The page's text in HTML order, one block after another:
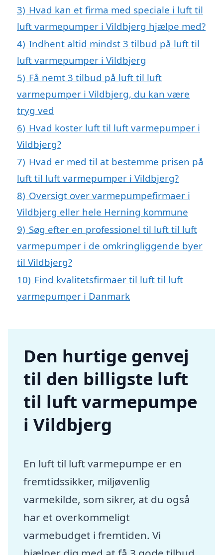
3) Hvad kan et firma med speciale i luft til
luft varmepumper i Vildbjerg hjælpe med?
4) Indhent altid mindst 3 tilbud på luft til
luft varmepumper i Vildbjerg
5) Få nemt 3 tilbud på luft til luft
varmepumper i Vildbjerg, du kan være
tryg ved
6) Hvad koster luft til luft varmepumper i
Vildbjerg?
7) Hvad er med til at bestemme prisen på
luft til luft varmepumper i Vildbjerg?
8) Oversigt over varmepumpefirmaer i
Vildbjerg eller hele Herning kommune
9) Søg efter en professionel til luft til luft
varmepumper i de omkringliggende byer
til Vildbjerg?
10) Find kvalitetsfirmaer til luft til luft
varmepumper i Danmark
Den hurtige genvej
til den billigste luft
til luft varmepumpe
i Vildbjerg
En luft til luft varmepumpe er en
fremtidssikker, miljøvenlig
varmekilde, som sikrer, at du også
har et overkommeligt
varmebudget i fremtiden. Vi